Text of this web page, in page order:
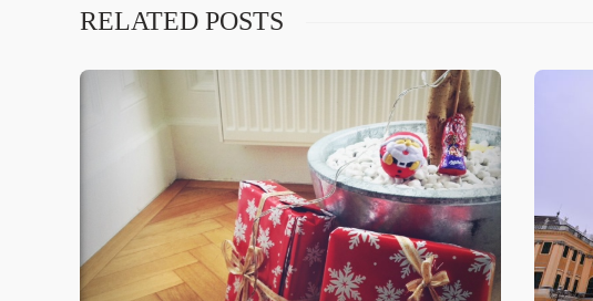
RELATED POSTS